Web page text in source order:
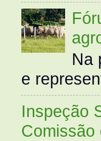
Na
e
Inspeção
Comissão